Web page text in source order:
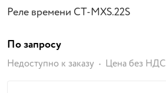
Реле времени CT-MXS.22S
По запросу
Недоступно к заказу Цена без НДС